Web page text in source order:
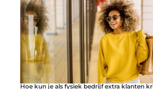
Hoe kun je als fysiek bedrijf extra klanten